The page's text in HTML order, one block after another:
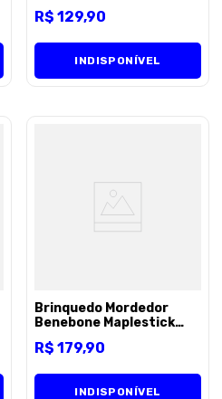
Pack Bacon - Unico
R$ 129,90
INDISPONÍVEL
Brinquedo Mordedor
Benebone Maplestick
R$ 179,90
INDISPONÍVEL